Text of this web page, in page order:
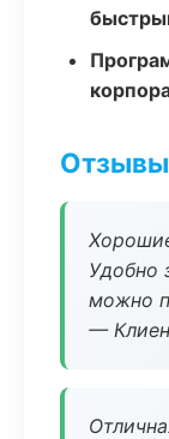
Отзывы
Удобно
можно
—